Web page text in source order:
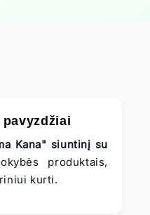
pavyzdžiai
Kana" siuntinį su
produktais,
kurti.